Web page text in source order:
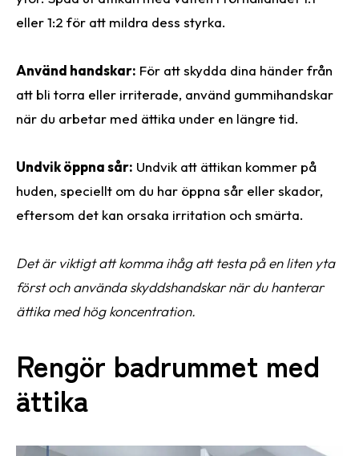
eller 1:2 för att mildra dess styrka.
Använd handskar: För att skydda dina händer från
att bli torra eller irriterade, använd gummihandskar
när du arbetar med ättika under en längre tid.
Undvik öppna sår: Undvik att ättikan kommer på
huden, speciellt om du har öppna sår eller skador,
eftersom det kan orsaka irritation och smärta.
Det är viktigt att komma ihåg att testa på en liten yta
först och använda skyddshandskar när du hanterar
ättika med hög koncentration.
Rengör badrummet med
ättika